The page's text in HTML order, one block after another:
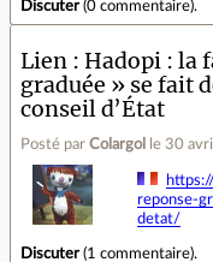
Discuter(0 commentaire).
Lien
Hadopi : la
graduée » se fait
conseil d’État
Posté par Colargol le 30
reponse-
detat/
Discuter(1 commentaire).